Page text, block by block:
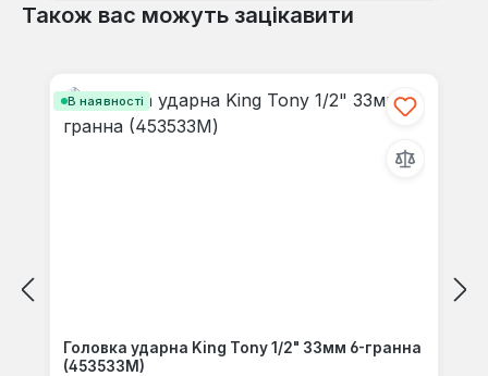
Також вас можуть зацікавити
В наявності
Головка ударна King Tony 1/2" 33мм 6-гранна
(453533M)